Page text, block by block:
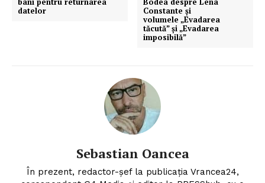
datelor
Constante și
volumele „Evadarea
tăcută” și „Evadarea
imposibilă”
Sebastian Oancea
În prezent, redactor-șef la publicația Vrancea24,